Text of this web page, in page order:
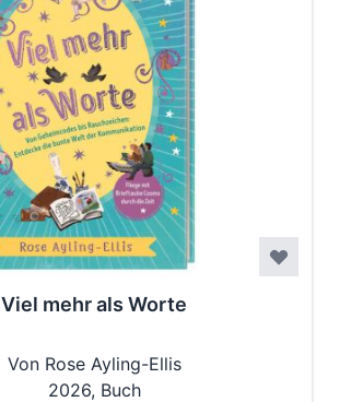
Viel mehr als Worte
Von Rose Ayling-Ellis
2026, Buch